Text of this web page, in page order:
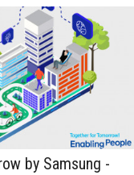
by Samsung -